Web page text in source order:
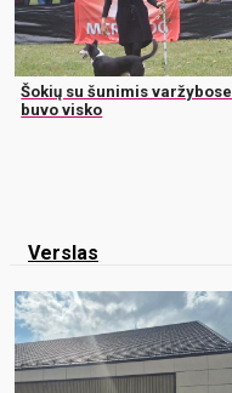
Šokių su šunimis varžybose
buvo visko
Verslas